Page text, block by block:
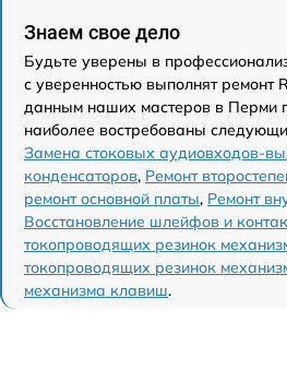
Знаем свое дело
Будьте уверены в
с уверенностью выполнят ремонт
данным наших мастеров в Перми
наиболее востребованы
Замена стоковых аудиовходов-
конденсаторов, Ремонт
ремонт основной платы, Ремонт
Восстановление шлейфов и
токопроводящих резинок
токопроводящих резинок
механизма клавиш.